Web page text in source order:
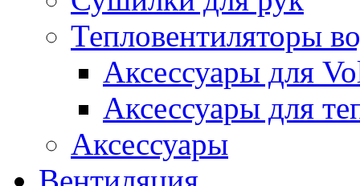
Тепловентиляторы
Аксессуары для
Аксессуары для
Аксессуары